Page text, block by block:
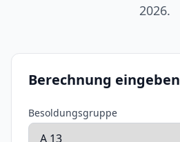
2026.
Berechnung eingeben
Besoldungsgruppe